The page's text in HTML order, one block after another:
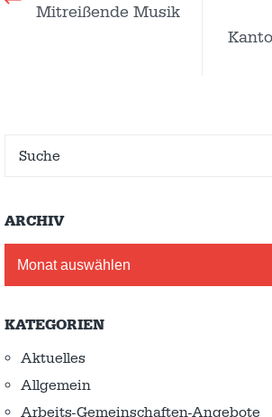
Mitreißende Musik
ARCHIV
KATEGORIEN
Aktuelles
Allgemein
Arbeits-Gemeinschaften-Angebote